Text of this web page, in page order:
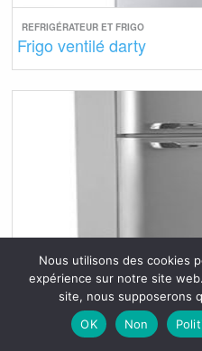
REFRIGÉRATEUR ET FRIGO
Frigo ventilé darty
REFRIGÉRATEUR ET FRIGO
Frigo vintage darty
Nous utilisons des cookies
expérience sur notre site
site, nous supposerons
OK
Non